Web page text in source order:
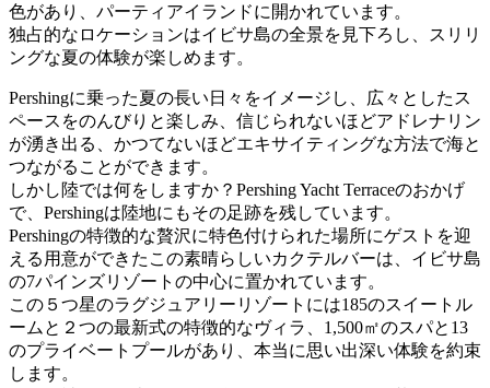
色があり、パーティアイランドに開かれています。
独占的なロケーションはイビサ島の全景を見下ろし、スリリ
ングな夏の体験が楽しめます。
Pershingに乗った夏の長い日々をイメージし、広々としたス
ペースをのんびりと楽しみ、信じられないほどアドレナリン
が湧き出る、かつてないほどエキサイティングな方法で海と
つながることができます。
しかし陸では何をしますか？Pershing Yacht Terraceのおかげ
で、Pershingは陸地にもその足跡を残しています。
Pershingの特徴的な贅沢に特色付けられた場所にゲストを迎
える用意ができたこの素晴らしいカクテルバーは、イビサ島
の7パインズリゾートの中心に置かれています。
この５つ星のラグジュアリーリゾートには185のスイートル
ームと２つの最新式の特徴的なヴィラ、1,500㎡のスパと13
のプライベートプールがあり、本当に思い出深い体験を約束
します。